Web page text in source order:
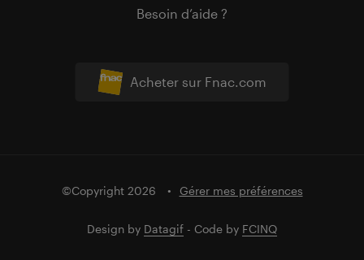
Acheter sur Fnac.com
Besoin d’aide ?
©Copyright 2026 Gérer mes préférences
Design by Datagif - Code by FCINQ